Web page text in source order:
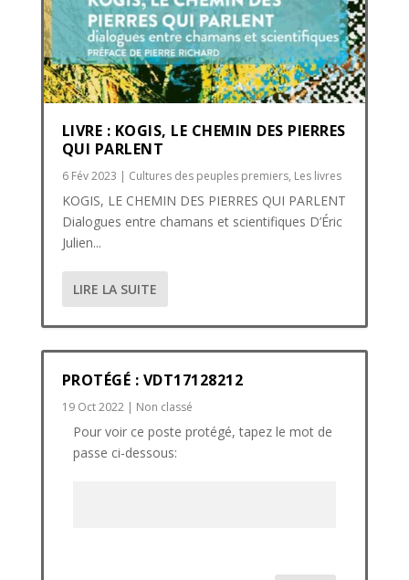
LIVRE : KOGIS, LE CHEMIN DES PIERRES
QUI PARLENT
6 Fév 2023 | Cultures des peuples premiers, Les livres
KOGIS, LE CHEMIN DES PIERRES QUI PARLENT
Dialogues entre chamans et scientifiques D’Éric
Julien...
LIRE LA SUITE
PROTÉGÉ : VDT17128212
19 Oct 2022| Non classé
Pour voir ce poste protégé, tapez le mot de
passe ci-dessous: